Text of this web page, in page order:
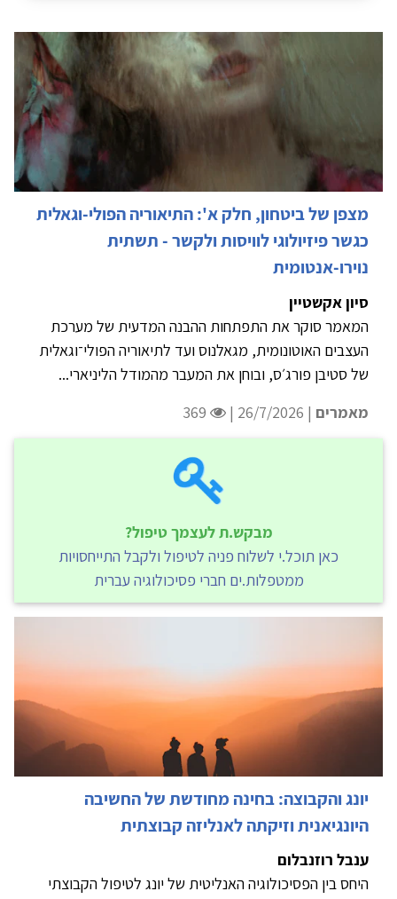
מצפן של ביטחון, חלק א': התיאוריה הפולי-וגאלית
כגשר פיזיולוגי לוויסות ולקשר - תשתית
נוירו-אנטומית
סיון אקשטיין
המאמר סוקר את התפתחות ההבנה המדעית של מערכת
העצבים האוטונומית, מגאלנוס ועד לתיאוריה הפולי־וגאלית
של סטיבן פורג׳ס, ובוחן את המעבר מהמודל הליניארי...
מאמרים | 26/7/2026 |
מבקש.ת לעצמך טיפול?
כאן תוכל.י לשלוח פניה לטיפול ולקבל התייחסויות
ממטפלות.ים חברי פסיכולוגיה עברית
יונג והקבוצה: בחינה מחודשת של החשיבה
היונגיאנית וזיקתה לאנליזה קבוצתית
ענבל רוזנבלום
היחס בין הפסיכולוגיה האנליטית של יונג לטיפול הקבוצתי